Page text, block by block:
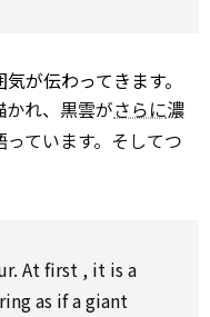
が伝わってきます。
れ、黒雲がさらに濃
ています。そしてつ
At first , it is a
as ifa giant